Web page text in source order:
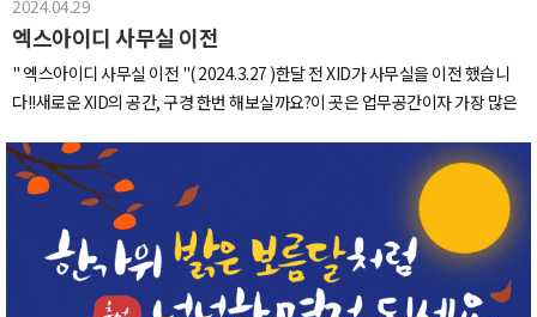
2024.04.29
엑스아이디 사무실 이전
" 엑스아이디 사무실 이전 " ​( 2024.3.27 )한달 전 XID가 사무실을 이전 했습니
다!!새로운 XID의 공간, 구경 한번 해보실까요?이 곳은 업무공간이자 가장 많은
아있어도 편안하답니다깔끔한 회의실은 쾌적하고 여유롭게 회의를 진행 할 수
있구요이제 모두가 가장 좋아하는 공간인 휴식공간 겸 스튜디오로 가볼까요?스
튜디오 중심에 호텔 라운지 같은 느낌의 카펫과 소파가 있고 이를 둘러싸고 있는
여러 공간이 있답니다하나하나 소개해 드릴게요~요리관련회사도 아닌데 주방
에 진심인 회사를 고르라고 하면 주저없이 저희 회사를 선택할겁니다토스트기
부터 시작해 커피 머신과 제빙기 오븐, 식기세척기 등등회사가 주방에 이렇게